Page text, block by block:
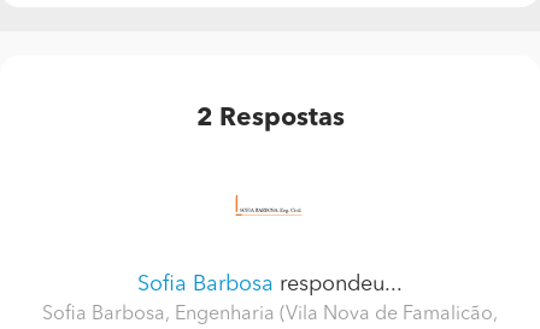
2 Respostas
Sofia Barbosa respondeu...
Sofia Barbosa, Engenharia (Vila Nova de Famalicão,